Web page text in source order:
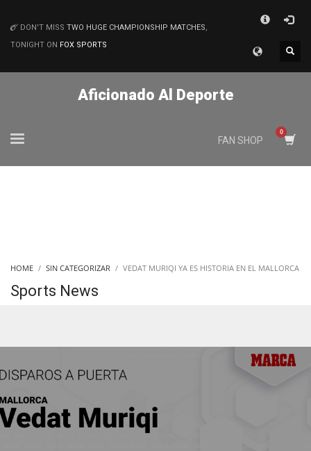
MATCHES
DON'T MISS TWO HUGE CHAMPIONSHIP MATCHES,
TONIGHT ON FOX SPORTS
Aficionado Al Deporte
FAN SHOP
HOME SIN CATEGORIZAR VEDAT MURIQI YA ES HISTORIA EN EL MALLORCA
Sports News